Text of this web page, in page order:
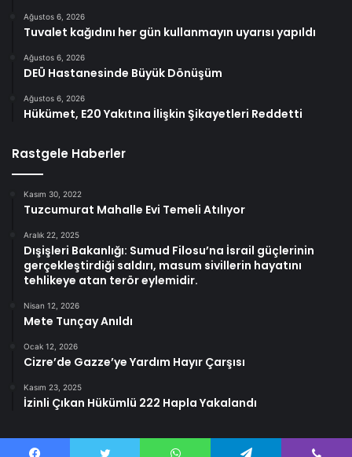
Ağustos 6, 2026
Tuvalet kağıdını her gün kullanmayın uyarısı yapıldı
Ağustos 6, 2026
DEÜ Hastanesinde Büyük Dönüşüm
Ağustos 6, 2026
Hükümet, E20 Yakıtına İlişkin Şikayetleri Reddetti
Rastgele Haberler
Kasım 30, 2022
Tuzcumurat Mahalle Evi Temeli Atılıyor
Aralık 22, 2025
Dışişleri Bakanlığı: Sumud Filosu’na İsrail güçlerinin
gerçekleştirdiği saldırı, masum sivillerin hayatını
tehlikeye atan terör eylemidir.
Nisan 12, 2026
Mete Tunçay Anıldı
Ocak 12, 2026
Cizre’de Gazze’ye Yardım Hayır Çarşısı
Kasım 23, 2025
İzinli Çıkan Hükümlü 222 Hapla Yakalandı